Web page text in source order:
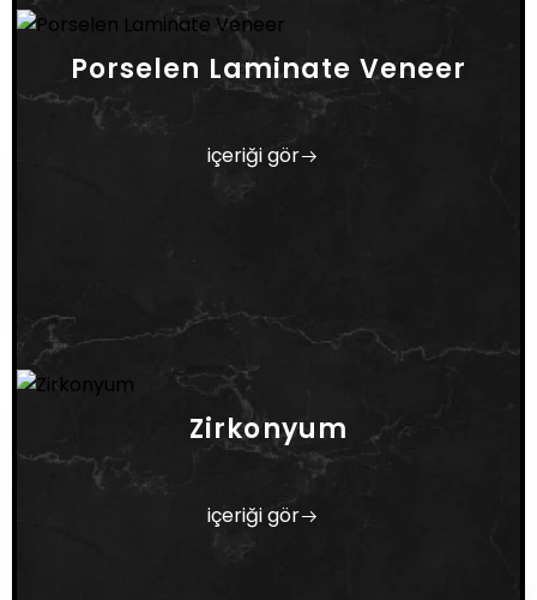
Porselen Laminate Veneer
içeriği gör
Zirkonyum
içeriği gör